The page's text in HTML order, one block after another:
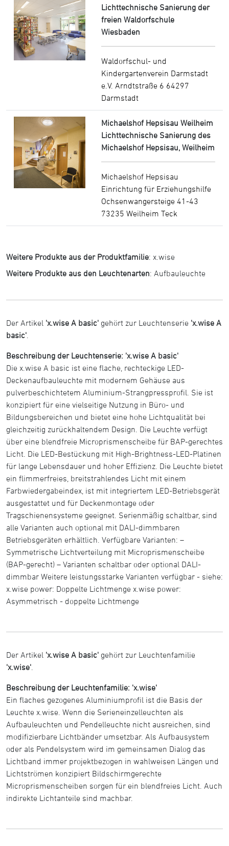
Lichttechnische Sanierung der
freien Waldorfschule
Wiesbaden
Waldorfschul- und
Kindergartenverein Darmstadt
e.V. Arndtstraße 6 64297
Darmstadt
Michaelshof Hepsisau Weilheim
Lichttechnische Sanierung des
Michaelshof Hepsisau, Weilheim
Michaelshof Hepsisau
Einrichtung für Erziehungshilfe
Ochsenwangersteige 41-43
73235 Weilheim Teck
Weitere Produkte aus der Produktfamilie: x.wise
Weitere Produkte aus den Leuchtenarten: Aufbauleuchte
Der Artikel 'x.wise A basic' gehört zur Leuchtenserie 'x.wise A
basic'
Beschreibung der Leuchtenserie: 'x.wise A basic'
Die x.wise A basic ist eine flache, rechteckige LED-
Deckenaufbauleuchte mit modernem Gehäuse aus
pulverbeschichtetem Aluminium-Strangpressprofil. Sie ist
konzipiert für eine vielseitige Nutzung in Büro- und
Bildungsbereichen und bietet eine hohe Lichtqualität bei
gleichzeitig zurückhaltendem Design. Die Leuchte verfügt
über eine blendfreie Microprismenscheibe für BAP-gerechtes
Licht. Die LED-Bestückung mit High-Brightness-LED-Platinen
für lange Lebensdauer und hoher Effizienz. Die Leuchte bietet
ein flimmerfreies, breitstrahlendes Licht mit einem
Farbwiedergabeindex, ist mit integriertem LED-Betriebsgerät
ausgestattet und für Deckenmontage oder
Tragschienensysteme geeignet. Serienmäßig schaltbar, sind
alle Varianten auch optional mit DALI-dimmbaren
Betriebsgeräten erhältlich. Verfügbare Varianten: –
Symmetrische Lichtverteilung mit Microprismenscheibe
(BAP-gerecht) – Varianten schaltbar oder optional DALI-
dimmbar Weitere leistungsstarke Varianten verfügbar - siehe:
x.wise power: Doppelte Lichtmenge x.wise power:
Asymmetrisch - doppelte Lichtmenge
Der Artikel 'x.wise A basic' gehört zur Leuchtenfamilie
'x.wise'
Beschreibung der Leuchtenfamilie: 'x.wise'
Ein flaches gezogenes Aluminiumprofil ist die Basis der
Leuchte x.wise. Wenn die Serieneinzelleuchten als
Aufbauleuchten und Pendelleuchte nicht ausreichen, sind
modifizierbare Lichtbänder umsetzbar. Als Aufbausystem
oder als Pendelsystem wird im gemeinsamen Dialog das
Lichtband immer projektbezogen in wahlweisen Längen und
Lichtströmen konzipiert Bildschirmgerechte
Microprismenscheiben sorgen für ein blendfreies Licht. Auch
indirekte Lichtanteile sind machbar.